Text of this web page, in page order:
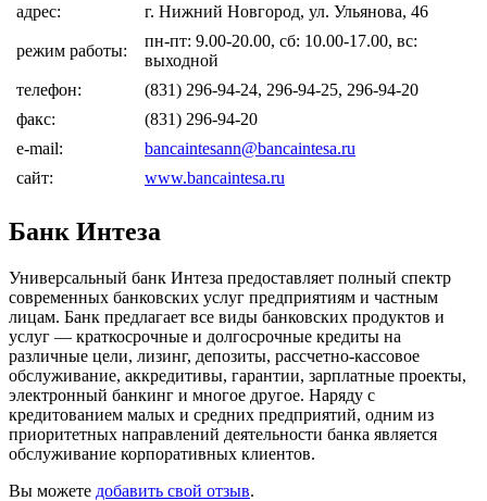
адрес: г. Нижний Новгород, ул. Ульянова, 46
режим работы:
пн-пт: 9.00-20.00, сб: 10.00-17.00, вс:
выходной
телефон:
(831) 296-94-24, 296-94-25, 296-94-20
факс:
(831) 296-94-20
e-mail:
bancaintesann@bancaintesa.ru
сайт:
www.bancaintesa.ru
Банк Интеза
Универсальный банк Интеза предоставляет полный спектр
современных банковских услуг предприятиям и частным
лицам. Банк предлагает все виды банковских продуктов и
услуг — краткосрочные и долгосрочные кредиты на
различные цели, лизинг, депозиты, рассчетно-кассовое
обслуживание, аккредитивы, гарантии, зарплатные проекты,
электронный банкинг и многое другое. Наряду с
кредитованием малых и средних предприятий, одним из
приоритетных направлений деятельности банка является
обслуживание корпоративных клиентов.
Вы можете добавить свой отзыв.